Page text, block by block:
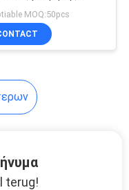
35L, σειρά 7
- 1500psi
MOQ:50pcs
terug!